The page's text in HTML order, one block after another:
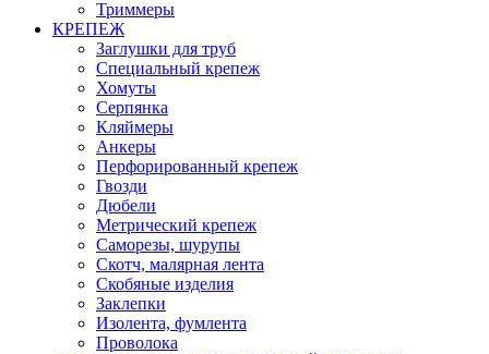
Триммеры
КРЕПЕЖ
Заглушки для труб
Специальный крепеж
Хомуты
Серпянка
Кляймеры
Анкеры
Перфорированный крепеж
Гвозди
Дюбели
Метрический крепеж
Саморезы, шурупы
Скотч, малярная лента
Скобяные изделия
Заклепки
Изолента, фумлента
Проволока